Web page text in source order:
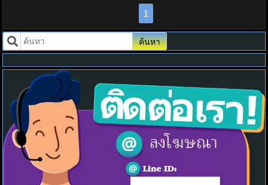
1
ค้นหา